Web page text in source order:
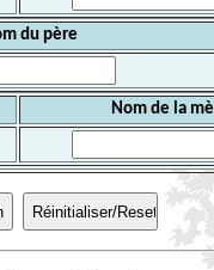
du père
Nom de la